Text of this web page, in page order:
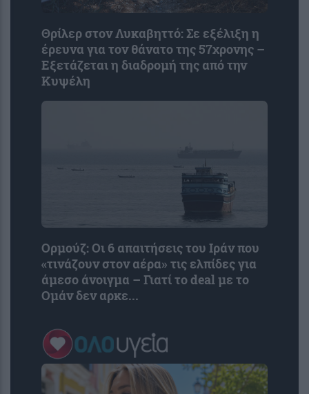
Θρίλερ στον Λυκαβηττό: Σε εξέλιξη η
έρευνα για τον θάνατο της 57χρονης –
Εξετάζεται η διαδρομή της από την
Κυψέλη
Ορμούζ: Οι 6 απαιτήσεις του Ιράν που
«τινάζουν στον αέρα» τις ελπίδες για
άμεσο άνοιγμα – Γιατί το deal με το
Ομάν δεν αρκε...